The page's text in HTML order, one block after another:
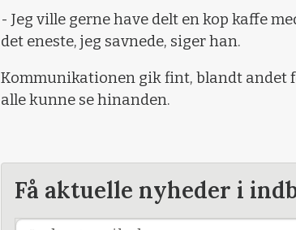
- Jeg ville gerne have delt en kop kaffe
det eneste, jeg savnede, siger han.
Kommunikationen gik fint, blandt andet
alle kunne se hinanden.
Få aktuelle nyheder i